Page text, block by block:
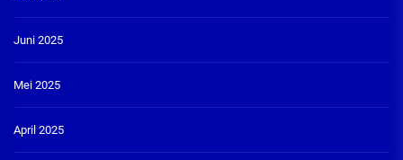
Juni 2025
Mei 2025
April 2025